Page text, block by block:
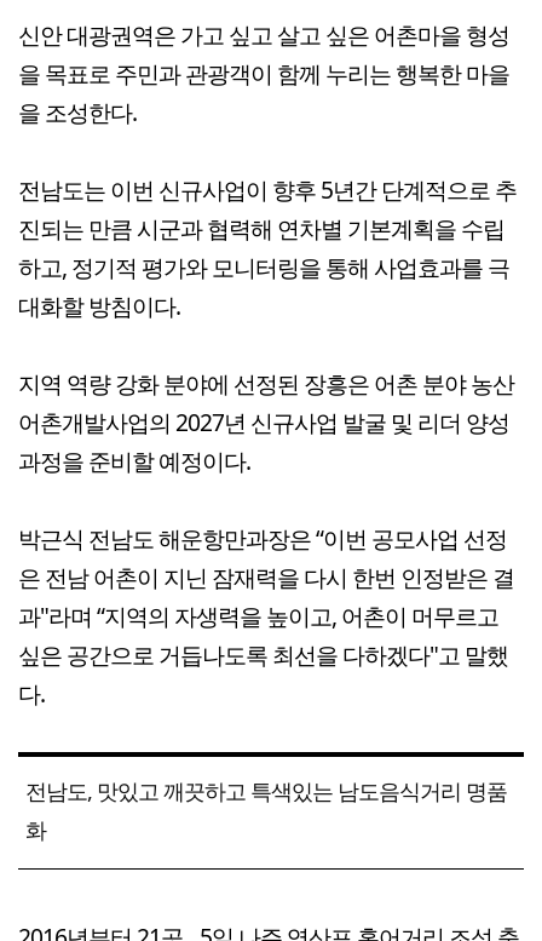
신안 대광권역은 가고 싶고 살고 싶은 어촌마을 형성
을 목표로 주민과 관광객이 함께 누리는 행복한 마을
을 조성한다.
전남도는 이번 신규사업이 향후 5년간 단계적으로 추
진되는 만큼 시군과 협력해 연차별 기본계획을 수립
하고, 정기적 평가와 모니터링을 통해 사업효과를 극
대화할 방침이다.
지역 역량 강화 분야에 선정된 장흥은 어촌 분야 농산
어촌개발사업의 2027년 신규사업 발굴 및 리더 양성
과정을 준비할 예정이다.
박근식 전남도 해운항만과장은 “이번 공모사업 선정
은 전남 어촌이 지닌 잠재력을 다시 한번 인정받은 결
과"라며 “지역의 자생력을 높이고, 어촌이 머무르고
싶은 공간으로 거듭나도록 최선을 다하겠다"고 말했
다.
전남도, 맛있고 깨끗하고 특색있는 남도음식거리 명품
화